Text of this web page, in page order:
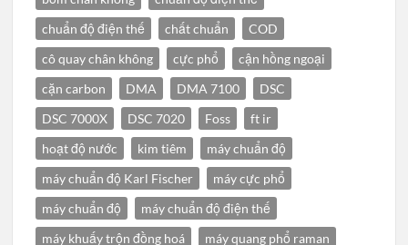
chuẩn độ điện thế
chất chuẩn
COD
cô quay chân không
cực phổ
cận hồng ngoại
cặn carbon
DMA DMA 7100
DSC
DSC 7000X
DSC 7020 Foss
ft ir
hoạt độ nước
kim tiêm
máy chuẩn độ
máy chuẩn độ Karl Fischer
máy cực phổ
máy chuẩn độ
máy chuẩn độ điện thế
máy khuấy trộn đồng hoá
máy quang phổ raman